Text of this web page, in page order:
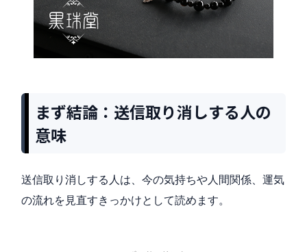
まず結論：送信取り消しする人の
意味
送信取り消しする人は、今の気持ちや人間関係、運気
の流れを見直すきっかけとして読めます。